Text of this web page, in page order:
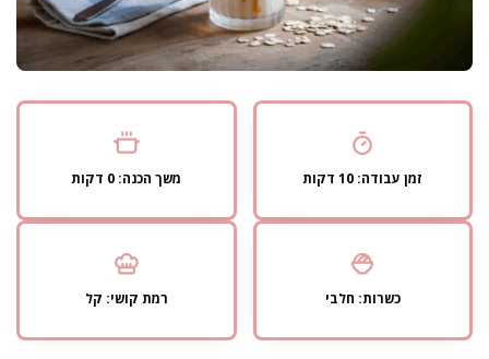
זמן עבודה: 10 דקות משך הכנה: 0 דקות
כשרות: חלבי רמת קושי: קל